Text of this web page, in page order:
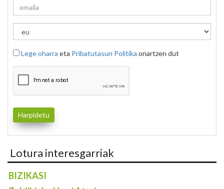
Lege oharra eta Pribatutasun Politika onartzen dut
Lotura interesgarriak
BIZIKASI